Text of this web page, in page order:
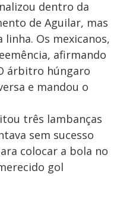
dentro da
de Aguilar, mas
linha. Os mexicanos,
afirmando
árbitro húngaro
e mandou o
três lambanças
sem sucesso
colocar a bola no
gol